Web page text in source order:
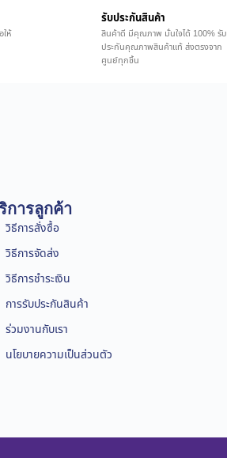
ห้
รับประกันสินค้า
สินค้าดี มีคุณภาพ มั่นใจได้ 100% รับ
ประกันคุณภาพสินค้าแท้ ส่งตรงจาก
ศูนย์ทุกชิ้น
การลูกค้า
วิธีการสั่งซื้อ
วิธีการจัดส่ง
วิธีการชำระเงิน
การรับประกันสินค้า
ร่วมงานกับเรา
นโยบายความเป็นส่วนตัว